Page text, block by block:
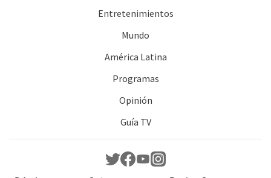
Entretenimientos
Mundo
América Latina
Programas
Opinión
Guía TV